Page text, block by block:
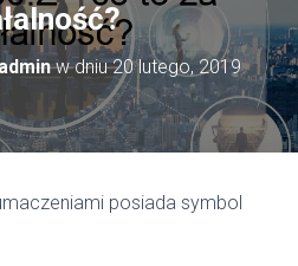
adminw dniu20 lutego, 2019
posiada symbol